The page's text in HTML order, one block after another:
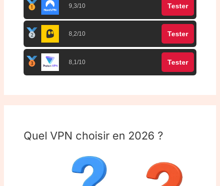
9,3/10 Tester
8,2/10 Tester
8,1/10 Tester
Quel VPN choisir en 2026 ?